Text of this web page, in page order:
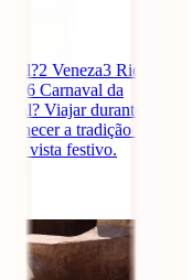
Veneza3 Rio de
Carnaval da
Viajar durante o
a tradição e a
de vista festivo.